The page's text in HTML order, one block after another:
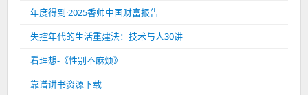
年度得到·2025香帅中国财富报告
失控年代的生活重建法：技术与人30讲
看理想-《性别不麻烦》
靠谱讲书资源下载